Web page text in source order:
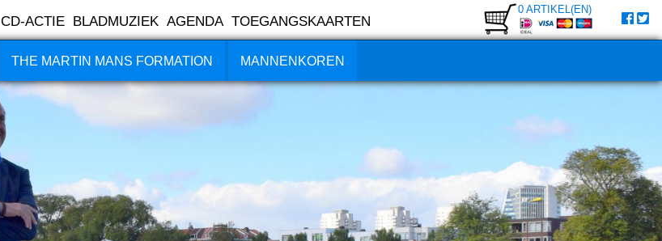
CD-ACTIE BLADMUZIEK AGENDA TOEGANGSKAARTEN
0 ARTIKEL(EN)
THE MARTIN MANS FORMATION MANNENKOREN